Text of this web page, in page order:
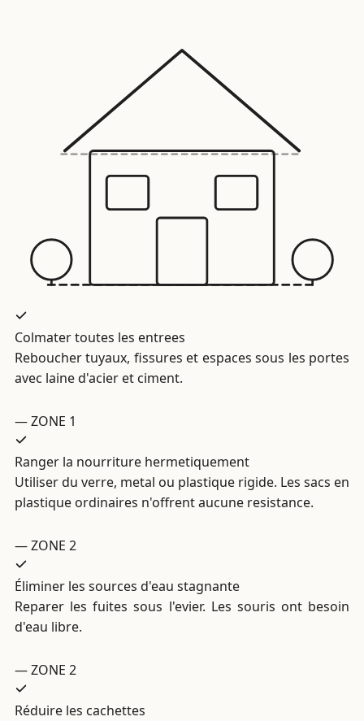
Colmater toutes les entrees
Reboucher tuyaux, fissures et espaces sous les portes
avec laine d'acier et ciment.
— ZONE 1
Ranger la nourriture hermetiquement
Utiliser du verre, metal ou plastique rigide. Les sacs en
plastique ordinaires n'offrent aucune resistance.
— ZONE 2
Éliminer les sources d'eau stagnante
Reparer les fuites sous l'evier. Les souris ont besoin
d'eau libre.
— ZONE 2
Réduire les cachettes